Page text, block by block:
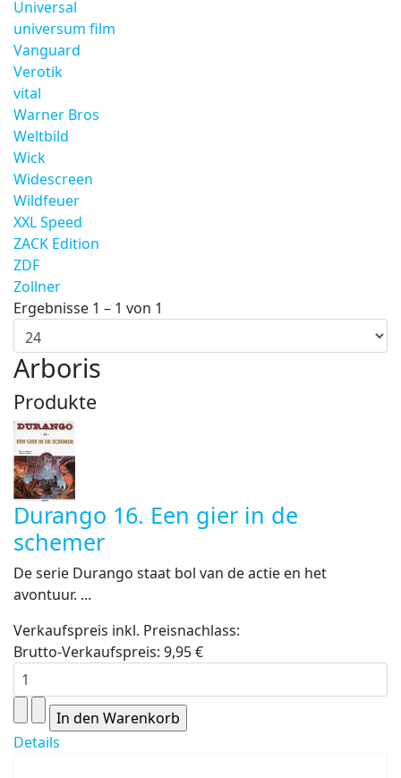
Universal
universum film
Vanguard
Verotik
vital
Warner Bros
Weltbild
Wick
Widescreen
Wildfeuer
XXL Speed
ZACK Edition
ZDF
Zollner
Ergebnisse 1 – 1 von 1
Arboris
Produkte
Durango 16. Een gier in de
schemer
De serie Durango staat bol van de actie en het
avontuur. ...
Verkaufspreis inkl. Preisnachlass:
Brutto-Verkaufspreis: 9,95 €
Details